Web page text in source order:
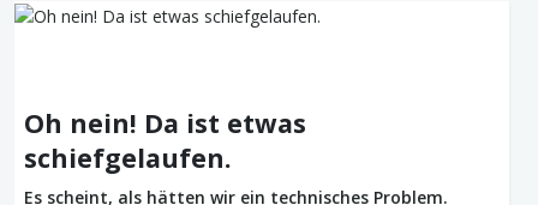
Oh nein! Da ist etwas
schiefgelaufen.
Es scheint, als hätten wir ein technisches Problem.